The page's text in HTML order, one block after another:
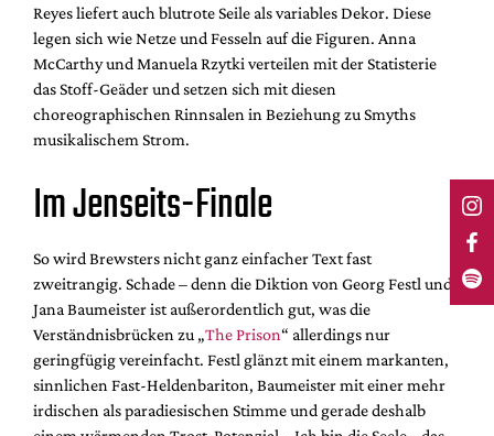
Reyes liefert auch blutrote Seile als variables Dekor. Diese
legen sich wie Netze und Fesseln auf die Figuren. Anna
McCarthy und Manuela Rzytki verteilen mit der Statisterie
das Stoff-Geäder und setzen sich mit diesen
choreographischen Rinnsalen in Beziehung zu Smyths
musikalischem Strom.
Im Jenseits-Finale
So wird Brewsters nicht ganz einfacher Text fast
zweitrangig. Schade – denn die Diktion von Georg Festl und
Jana Baumeister ist außerordentlich gut, was die
Verständnisbrücken zu „The Prison“ allerdings nur
geringfügig vereinfacht. Festl glänzt mit einem markanten,
sinnlichen Fast-Heldenbariton, Baumeister mit einer mehr
irdischen als paradiesischen Stimme und gerade deshalb